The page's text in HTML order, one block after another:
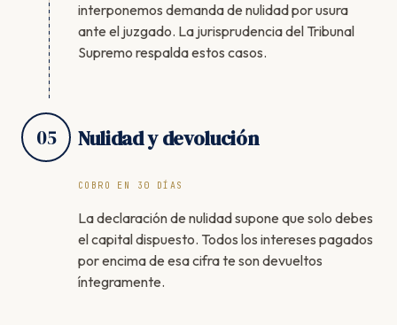
interponemos demanda de nulidad por usura
ante el juzgado. La jurisprudencia del Tribunal
Supremo respalda estos casos.
05 Nulidad y devolución
COBRO EN 30 DÍAS
La declaración de nulidad supone que solo debes
el capital dispuesto. Todos los intereses pagados
por encima de esa cifra te son devueltos
íntegramente.